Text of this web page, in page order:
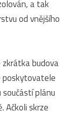
a tak
od vnějšího
zkrátka budova
poskytovatele
plánu
Ačkoli skrze